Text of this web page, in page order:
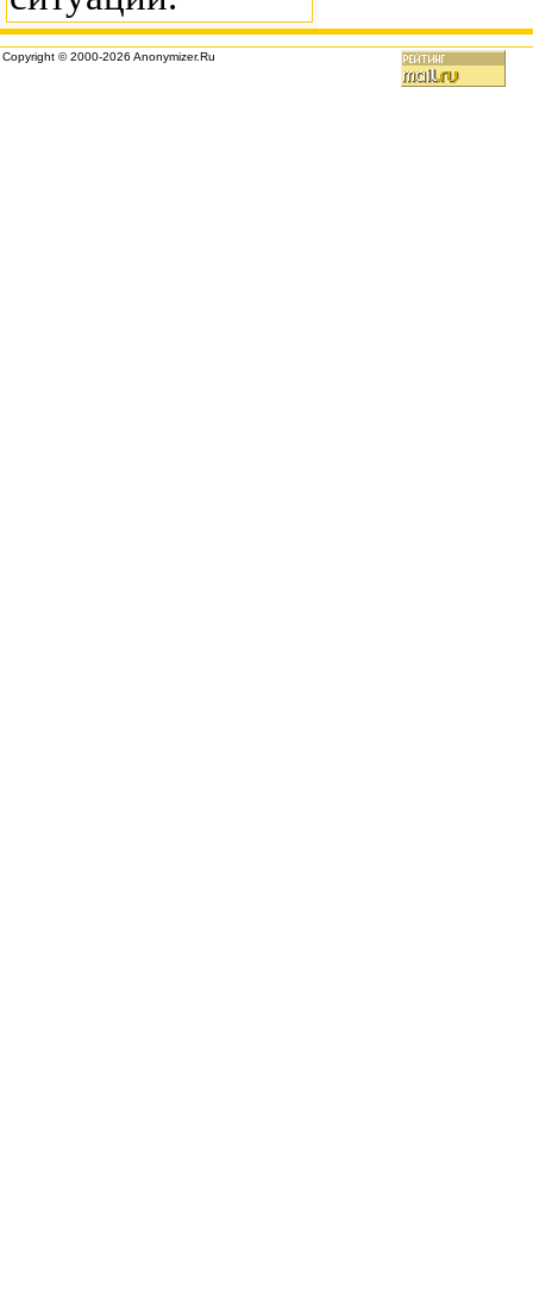
Copyright © 2000-2026 Anonymizer.Ru